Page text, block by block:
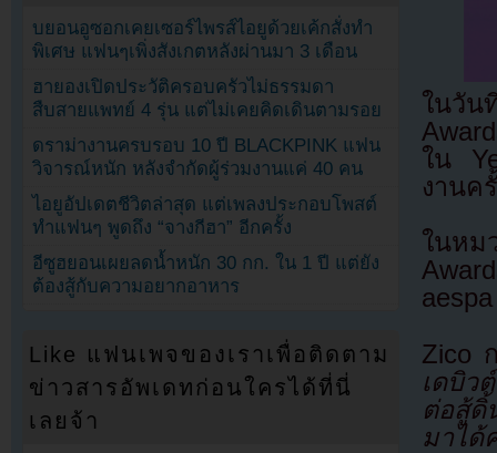
ในวัน
ใน
งานค
ในหม
Zico
เดบิว
ต่อสู้ดิ้
มาได้
บยอนอูซอกเคยเซอร์ไพรส์ไอยูด้วยเค้กสั่งทำ
พิเศษ แฟนๆเพิ่งสังเกตหลังผ่านมา 3 เดือน
ฮายองเปิดประวัติครอบครัวไม่ธรรมดา
สืบสายแพทย์ 4 รุ่น แต่ไม่เคยคิดเดินตามรอย
ดราม่างานครบรอบ 10 ปี BLACKPINK แฟน
วิจารณ์หนัก หลังจำกัดผู้ร่วมงานแค่ 40 คน
ไอยูอัปเดตชีวิตล่าสุด แต่เพลงประกอบโพสต์
ทำแฟนๆ พูดถึง “จางกีฮา” อีกครั้ง
อีซูฮยอนเผยลดน้ำหนัก 30 กก. ใน 1 ปี แต่ยัง
ต้องสู้กับความอยากอาหาร
Like แฟนเพจของเราเพื่อติดตาม
ข่าวสารอัพเดทก่อนใครได้ที่นี่
เลยจ้า